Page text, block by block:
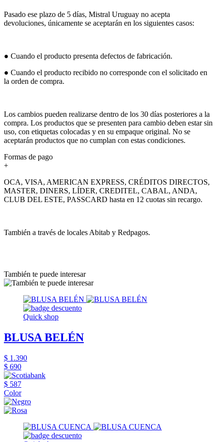
Pasado ese plazo de 5 días, Mistral Uruguay no acepta
devoluciones, únicamente se aceptarán en los siguientes casos:
● Cuando el producto presenta defectos de fabricación.
● Cuando el producto recibido no corresponde con el solicitado en
la orden de compra.
Los cambios pueden realizarse dentro de los 30 días posteriores a la
compra. Los productos que se presenten para cambio deben estar sin
uso, con etiquetas colocadas y en su empaque original. No se
aceptarán productos que no cumplan con estas condiciones.
Formas de pago
+
OCA, VISA, AMERICAN EXPRESS, CRÉDITOS DIRECTOS,
MASTER, DINERS, LÍDER, CREDITEL, CABAL, ANDA,
CLUB DEL ESTE, PASSCARD hasta en 12 cuotas sin recargo.
También a través de locales Abitab y Redpagos.
También te puede interesar
Quick shop
BLUSA BELÉN
$ 1.390
$ 690
$ 587
Color